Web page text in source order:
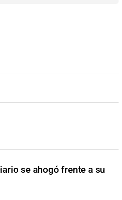
se ahogó frente a su